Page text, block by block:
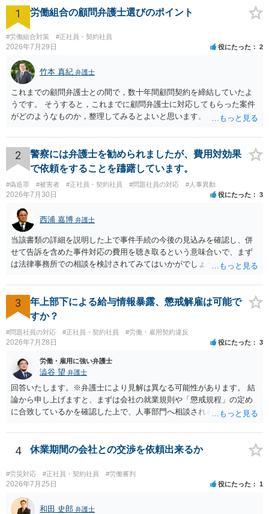
1 労働組合の顧問弁護士選びのポイント
#労働組合対策 #正社員・契約社員
2026年7月29日 役にたった 2
竹本 真紀 弁護士
これまでの顧問弁護士との間で，数十年間顧問契約を締結していたよ
うです。 そうすると，これまでに顧問弁護士に対応してもらった案件
がどのようなものか，整理してみるとよいと思います。 これにより，
事務所を比較した上で，弁護士と面談をする際，そのような案件に対
応してもらえるのかが重要だと思います。 ただ，組合員の相談内容に
ついて，分野を絞っているのか，それともどのような分野でもよいと
いうことで法律相談を依頼しているかの観点も重要です。 組合員とす
れば，相談だけではなく，できれば受任まで考えている場合も多いと
思います。 そうすると，労働組合としての相談だけではなく，基本的
に全ての分野を対象にして考える必要もあるかもしれません。 そうで
ないと，相談内容によって，対応が変わってしまうこともあると思い
ます。 組合員の相談についても，基本的に受任まで考えてもらえるこ
とができるのかも検討要素の一つかもしれません。
2
警察には弁護士を勧められましたが、費用対効果
で依頼をすることを躊躇しています。
#偽造罪 #被害者 #正社員・契約社員 #問題社員の対応 #人事異動
2026年7月30日 役にたった 3
西浦 嘉博 弁護士
当該書類の詳細を説明した上で事件手続の今後の見込みを確認し、併
せて告訴を含めた事件対応の費用を聴き取るという意味合いで、まず
は法律事務所での相談を検討されてみてはいかがでしょうか。 上記、
3
年上部下による給与情報暴露、懲戒解雇は可能で
すか？
#問題社員の対応 #正社員・契約社員 #労働・雇用契約違反
2026年7月28日 役にたった 3
労働・雇用に強い弁護士
澁谷 望 弁護士
回答いたします。※弁護士により見解は異なる可能性があります。 結
論から申し上げますと、まずは会社の就業規則や「懲戒規程」の定め
に合致しているかを確認した上で、人事部門へ相談されることが最優
ものの、重い懲戒処分の対象には十分なり得ます。 名誉や評価の回復
については、会社側に「部下の不正行為による情報漏洩」と正式に認
定させ、誤認した他部署への適切なフォローや周知を求めるのが有効
です。 あるいは、懲戒があったことを社内で周知される手続があるの
ならば、それにより軽微ながら回復はできるかもしれません。 さらに
個人としても、相手に対してプライバシー侵害等に基づく損害賠償
（慰謝料）を請求する選択肢がありえます（ただし、金額は多額にな
4 休業期間の会社との交渉を依頼出来るか
#労災対応 #正社員・契約社員 #労働審判
2026年7月25日 役にたった 1
和田 史郎 弁護士